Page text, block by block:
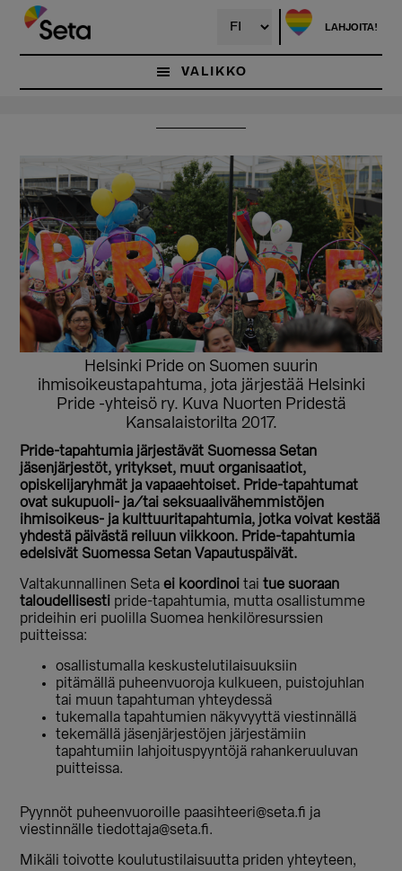
Hyppää
pääsisältöön
Hyppää
ensisijaiseen
sivupalkkiin
LAHJOITA!
VALIKKO
Helsinki Pride on Suomen suurin
ihmisoikeustapahtuma, jota järjestää Helsinki
Pride -yhteisö ry. Kuva Nuorten Pridestä
Kansalaistorilta 2017.
Pride-tapahtumia järjestävät Suomessa Setan
jäsenjärjestöt, yritykset, muut organisaatiot,
opiskelijaryhmät ja vapaaehtoiset. Pride-tapahtumat
ovat sukupuoli- ja/tai seksuaalivähemmistöjen
ihmisoikeus- ja kulttuuritapahtumia, jotka voivat kestää
yhdestä päivästä reiluun viikkoon. Pride-tapahtumia
edelsivät Suomessa Setan Vapautuspäivät.
Valtakunnallinen Setaei koordinoi taitue suoraan
taloudellisesti pride-tapahtumia, mutta osallistumme
prideihin eri puolilla Suomea henkilöresurssien
puitteissa:
osallistumalla keskustelutilaisuuksiin
pitämällä puheenvuoroja kulkueen, puistojuhlan
tai muun tapahtuman yhteydessä
tukemalla tapahtumien näkyvyyttä viestinnällä
tekemällä jäsenjärjestöjen järjestämiin
tapahtumiin lahjoituspyyntöjä rahankeruuluvan
puitteissa.
Pyynnöt puheenvuoroille paasihteeri@seta.fi ja
viestinnälle tiedottaja@seta.fi.
Mikäli toivotte koulutustilaisuutta priden yhteyteen,